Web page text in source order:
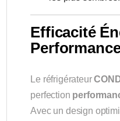
Efficacité
Le réfrigérateur
perfection
Avec un design